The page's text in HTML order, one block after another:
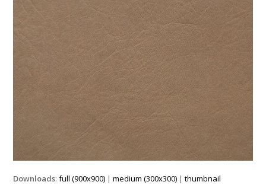
Downloads:full (900x900) |medium (300x300) |thumbnail